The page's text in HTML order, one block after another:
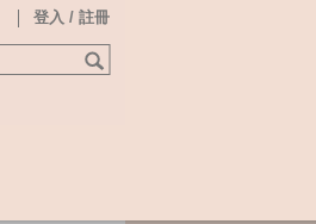
登入 / 註冊